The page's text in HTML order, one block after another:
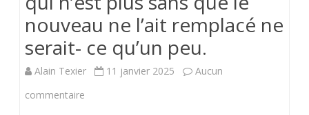
nouveau ne l’ait remplacé ne
serait- ce qu’un peu.
Alain Texier 11 janvier 2025
Aucun
commentaire